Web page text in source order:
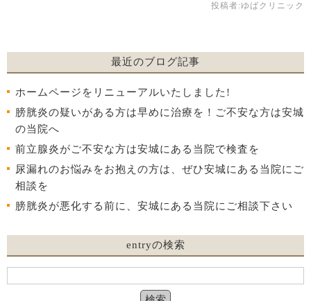
投稿者: ゆばクリニック
最近のブログ記事
ホームページをリニューアルいたしました!
膀胱炎の疑いがある方は早めに治療を！ご不安な方は安城
の当院へ
前立腺炎がご不安な方は安城にある当院で検査を
尿漏れのお悩みをお抱えの方は、ぜひ安城にある当院にご
相談を
膀胱炎が悪化する前に、安城にある当院にご相談下さい
entryの検索